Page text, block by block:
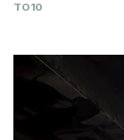
TO10